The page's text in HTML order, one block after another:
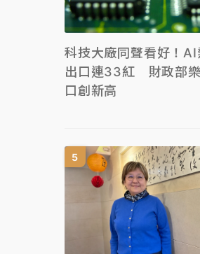
科技大廠同聲看好！AI
出口連33紅 財政部
口創新高